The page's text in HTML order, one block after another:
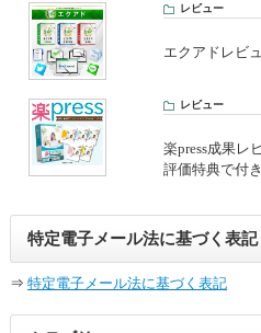
レビュー
エクアドレビ
レビュー
楽press成果レ
評価特典で付き
特定電子メール法に基づく表記
⇒ 特定電子メール法に基づく表記